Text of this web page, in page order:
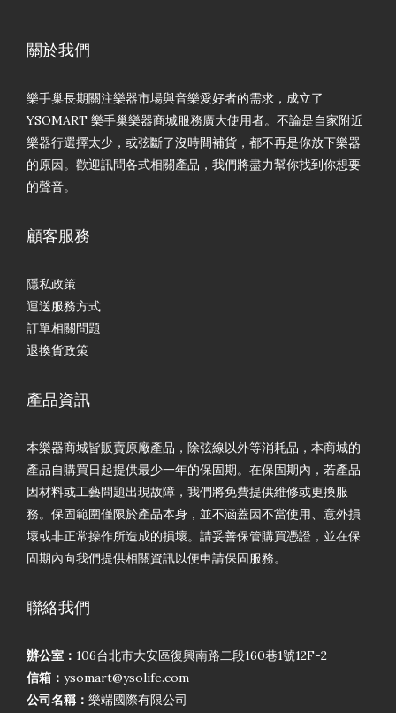
關於我們
樂手巢長期關注樂器市場與音樂愛好者的需求，成立了
YSOMART 樂手巢樂器商城服務廣大使用者。不論是自家附近
樂器行選擇太少，或弦斷了沒時間補貨，都不再是你放下樂器
的原因。歡迎訊問各式相關產品，我們將盡力幫你找到你想要
的聲音。
顧客服務
隱私政策
運送服務方式
訂單相關問題
退換貨政策
產品資訊
本樂器商城皆販賣原廠產品，除弦線以外等消耗品，本商城的
產品自購買日起提供最少一年的保固期。在保固期內，若產品
因材料或工藝問題出現故障，我們將免費提供維修或更換服
務。保固範圍僅限於產品本身，並不涵蓋因不當使用、意外損
壞或非正常操作所造成的損壞。請妥善保管購買憑證，並在保
固期內向我們提供相關資訊以便申請保固服務。
聯絡我們
辦公室： 106台北市大安區復興南路二段160巷1號12F-2
信箱： ysomart@ysolife.com
公司名稱： 樂端國際有限公司